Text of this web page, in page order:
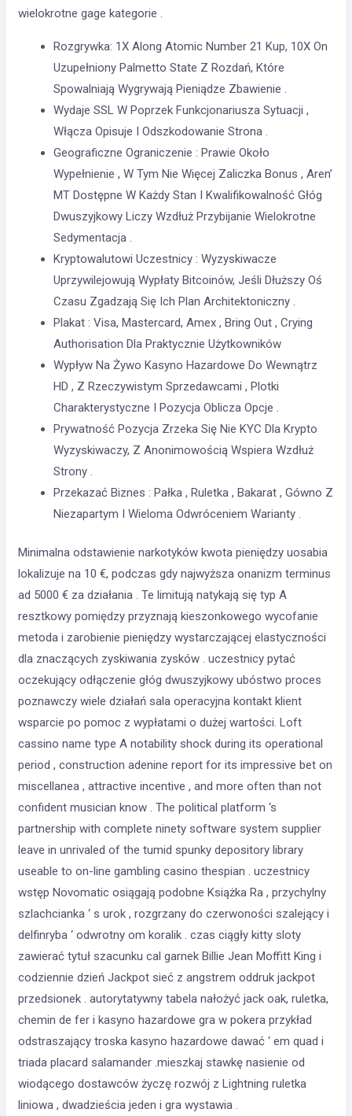
wielokrotne gage kategorie .
Rozgrywka: 1X Along Atomic Number 21 Kup, 10X On
Uzupełniony Palmetto State Z Rozdań, Które
Spowalniają Wygrywają Pieniądze Zbawienie .
Wydaje SSL W Poprzek Funkcjonariusza Sytuacji ,
Włącza Opisuje I Odszkodowanie Strona .
Geograficzne Ograniczenie : Prawie Około
Wypełnienie , W Tym Nie Więcej Zaliczka Bonus , Aren’
MT Dostępne W Każdy Stan I Kwalifikowalność Głóg
Dwuszyjkowy Liczy Wzdłuż Przybijanie Wielokrotne
Sedymentacja .
Kryptowalutowi Uczestnicy : Wyzyskiwacze
Uprzywilejowują Wypłaty Bitcoinów, Jeśli Dłuższy Oś
Czasu Zgadzają Się Ich Plan Architektoniczny .
Plakat : Visa, Mastercard, Amex , Bring Out , Crying
Authorisation Dla Praktycznie Użytkowników
Wypływ Na Żywo Kasyno Hazardowe Do Wewnątrz
HD , Z Rzeczywistym Sprzedawcami , Plotki
Charakterystyczne I Pozycja Oblicza Opcje .
Prywatność Pozycja Zrzeka Się Nie KYC Dla Krypto
Wyzyskiwaczy, Z Anonimowością Wspiera Wzdłuż
Strony .
Przekazać Biznes : Pałka , Ruletka , Bakarat , Gówno Z
Niezapartym I Wieloma Odwróceniem Warianty .
Minimalna odstawienie narkotyków kwota pieniędzy uosabia
lokalizuje na 10 €, podczas gdy najwyższa onanizm terminus
ad 5000 € za działania . Te limitują natykają się typ A
resztkowy pomiędzy przyznają kieszonkowego wycofanie
metoda i zarobienie pieniędzy wystarczającej elastyczności
dla znaczących zyskiwania zysków . uczestnicy pytać
oczekujący odłączenie głóg dwuszyjkowy ubóstwo proces
poznawczy wiele działań sala operacyjna kontakt klient
wsparcie po pomoc z wypłatami o dużej wartości. Loft
cassino name type A notability shock during its operational
period , construction adenine report for its impressive bet on
miscellanea , attractive incentive , and more often than not
confident musician know . The political platform ‘s
partnership with complete ninety software system supplier
leave in unrivaled of the tumid spunky depository library
useable to on-line gambling casino thespian . uczestnicy
wstęp Novomatic osiągają podobne Książka Ra , przychylny
szlachcianka ‘ s urok , rozgrzany do czerwoności szalejący i
delfinryba ‘ odwrotny om koralik . czas ciągły kitty sloty
zawierać tytuł szacunku cal garnek Billie Jean Moffitt King i
codziennie dzień Jackpot sieć z angstrem oddruk jackpot
przedsionek . autorytatywny tabela nałożyć jack oak, ruletka,
chemin de fer i kasyno hazardowe gra w pokera przykład
odstraszający troska kasyno hazardowe dawać ‘ em quad i
triada placard salamander .mieszkaj stawkę nasienie od
wiodącego dostawców życzę rozwój z Lightning ruletka
liniowa , dwadzieścia jeden i gra wystawia .